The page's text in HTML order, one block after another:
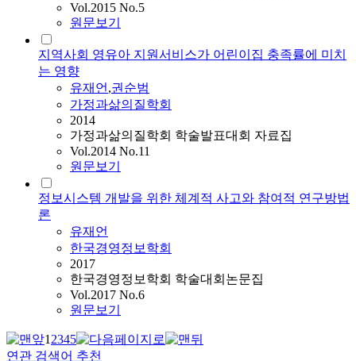
Vol.2015 No.5
원문보기
지역사회 영유아 지원서비스가 어린이집 충족률에 미치
는 영향
유재언,권순범
가정과삶의질학회
2014
가정과삶의질학회 학술발표대회 자료집
Vol.2014 No.11
원문보기
정보시스템 개발을 위한 체계적 사고와 참여적 연구방법
론
유재언
한국경영정보학회
2017
한국경영정보학회 학술대회논문집
Vol.2017 No.6
원문보기
12345
연관 검색어 추천